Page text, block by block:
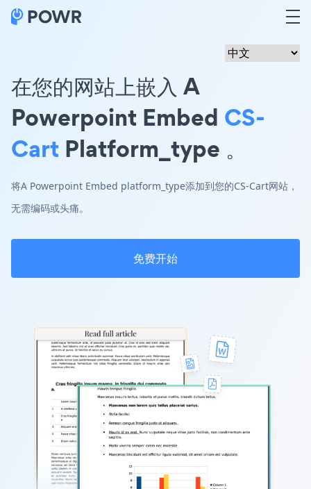
在您的网站上嵌入 A
Powerpoint Embed CS-
Cart Platform_type 。
将A Powerpoint Embed platform_type添加到您的CS-Cart网站，
无需编码或头痛。
免费开始